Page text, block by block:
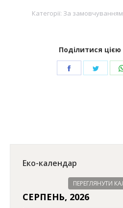
Категорії: За замовчуванням
Поділитися цією
Share
Share
Еко-календар
ПЕРЕГЛЯНУТИ
СЕРПЕНЬ, 2026